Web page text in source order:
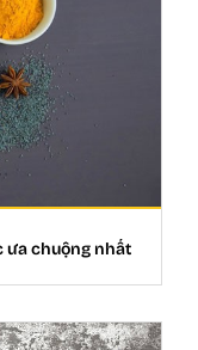
ưa chuộng nhất